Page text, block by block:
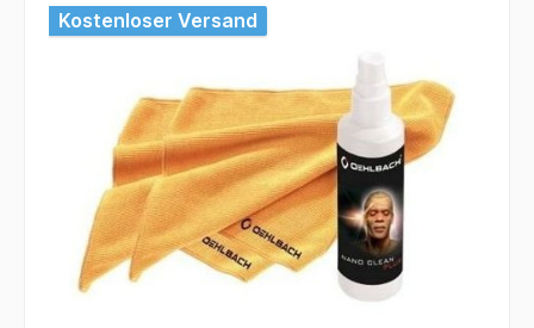
Bildergalerie überspringen
Kostenloser Versand